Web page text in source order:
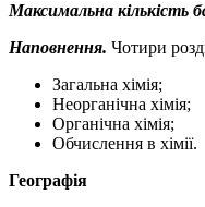
Максимальна кількість
Наповнення. Чотири
Загальна хімія;
Неорганічна хімія;
Органічна хімія;
Обчислення в хімії.
Географія